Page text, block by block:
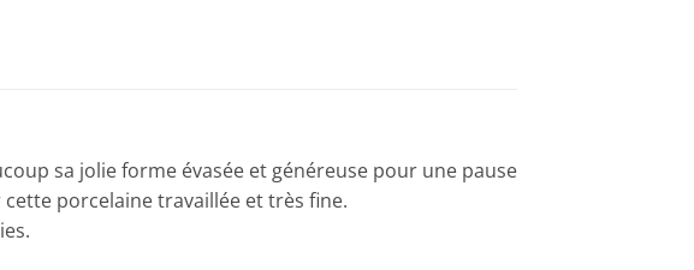
sa jolie forme évasée et généreuse pour une pause
porcelaine travaillée et très fine.